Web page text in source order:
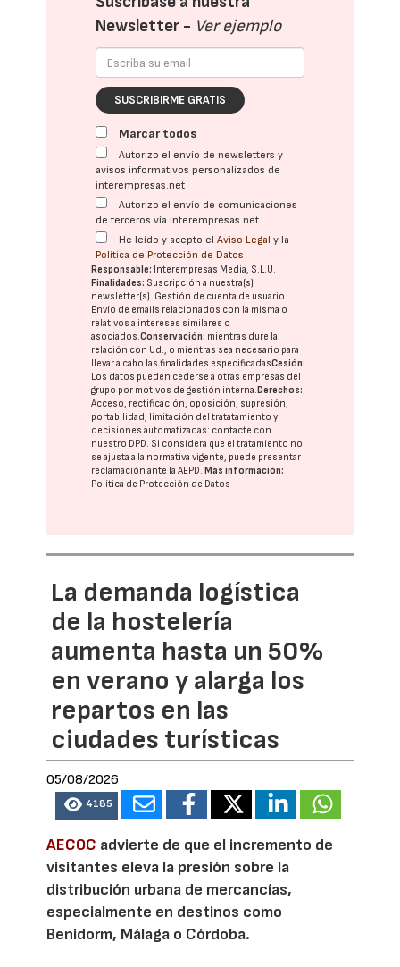
Newsletter - Ver ejemplo
SUSCRIBIRME GRATIS
Marcar todos
Autorizo el envío de newsletters y
avisos informativos personalizados de
interempresas.net
Autorizo el envío de comunicaciones
de terceros vía interempresas.net
He leído y acepto elAviso Legal y la
Política de Protección de Datos
Responsable: Interempresas Media, S.L.U.
Finalidades: Suscripción a nuestra(s)
newsletter(s). Gestión de cuenta de usuario.
Envío de emails relacionados con la misma o
relativos a intereses similares o
asociados.Conservación: mientras dure la
relación con Ud., o mientras sea necesario para
llevar a cabo las finalidades especificadasCesión:
Los datos pueden cederse a otras empresas del
grupo por motivos de gestión interna. Derechos:
Acceso, rectificación, oposición, supresión,
portabilidad, limitación del tratatamiento y
decisiones automatizadas: contacte con
nuestro DPD. Si considera que el tratamiento no
se ajusta a la normativa vigente, puede presentar
reclamación ante laAEPD. Más información:
Política de Protección de Datos
La demanda logística
de la hostelería
aumenta hasta un 50%
en verano y alarga los
repartos en las
ciudades turísticas
05/08/2026
4185
AECOC advierte de que el incremento de
visitantes eleva la presión sobre la
distribución urbana de mercancías,
especialmente en destinos como
Benidorm, Málaga o Córdoba.